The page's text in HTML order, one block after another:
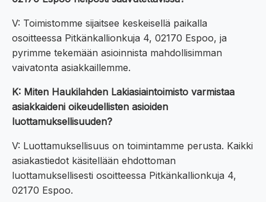
V: Toimistomme sijaitsee keskeisellä paikalla
osoitteessa Pitkänkallionkuja 4, 02170 Espoo, ja
pyrimme tekemään asioinnista mahdollisimman
vaivatonta asiakkaillemme.
K: Miten Haukilahden Lakiasiaintoimisto varmistaa
asiakkaideni oikeudellisten asioiden
luottamuksellisuuden?
V: Luottamuksellisuus on toimintamme perusta. Kaikki
asiakastiedot käsitellään ehdottoman
luottamuksellisesti osoitteessa Pitkänkallionkuja 4,
02170 Espoo.